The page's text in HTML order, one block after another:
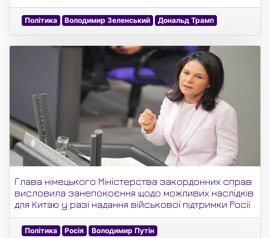
Політика Володимир Зеленський Дональд Трамп
Глава німецького Міністерства закордонних справ
висловила занепокоєння щодо можливих наслідків
для Китаю у разі надання військової підтримки Росії.
Політика Росія Володимир Путін